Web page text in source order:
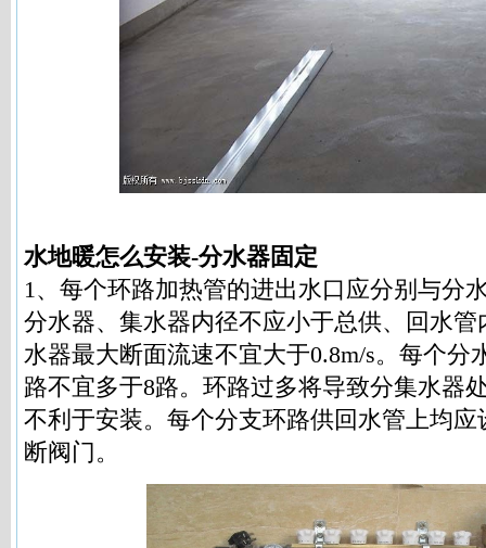
水地暖怎么安装-分水器固定
1、每个环路加热管的进出水口应分别与分
分水器、集水器内径不应小于总供、回水
水器最大断面流速不宜大于0.8m/s。每个分
路不宜多于8路。环路过多将导致分集水器
不利于安装。每个分支环路供回水管上均
断阀门。